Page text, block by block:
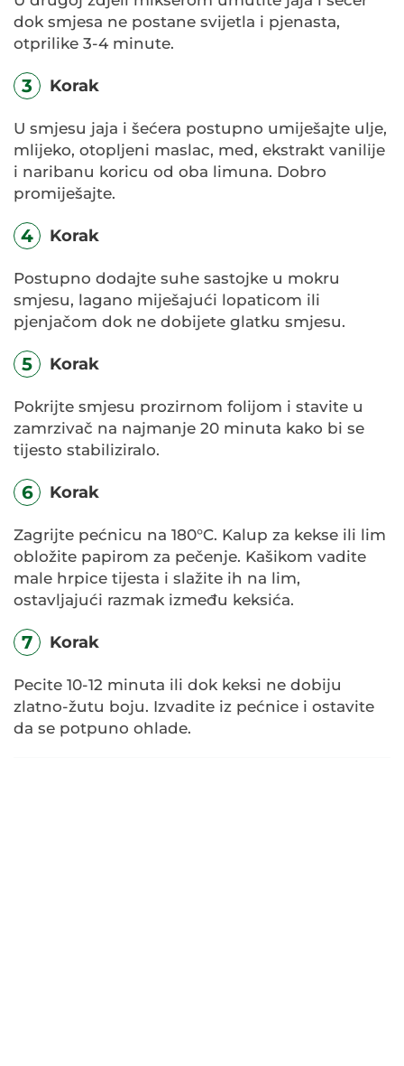
dok smjesa ne postane svijetla i pjenasta,
otprilike 3-4 minute.
3 Korak
U smjesu jaja i šećera postupno umiješajte ulje,
mlijeko, otopljeni maslac, med, ekstrakt vanilije
i naribanu koricu od oba limuna. Dobro
promiješajte.
4 Korak
Postupno dodajte suhe sastojke u mokru
smjesu, lagano miješajući lopaticom ili
pjenjačom dok ne dobijete glatku smjesu.
5 Korak
Pokrijte smjesu prozirnom folijom i stavite u
zamrzivač na najmanje 20 minuta kako bi se
tijesto stabiliziralo.
6 Korak
Zagrijte pećnicu na 180°C. Kalup za kekse ili lim
obložite papirom za pečenje. Kašikom vadite
male hrpice tijesta i slažite ih na lim,
ostavljajući razmak između keksića.
7 Korak
Pecite 10-12 minuta ili dok keksi ne dobiju
zlatno-žutu boju. Izvadite iz pećnice i ostavite
da se potpuno ohlade.